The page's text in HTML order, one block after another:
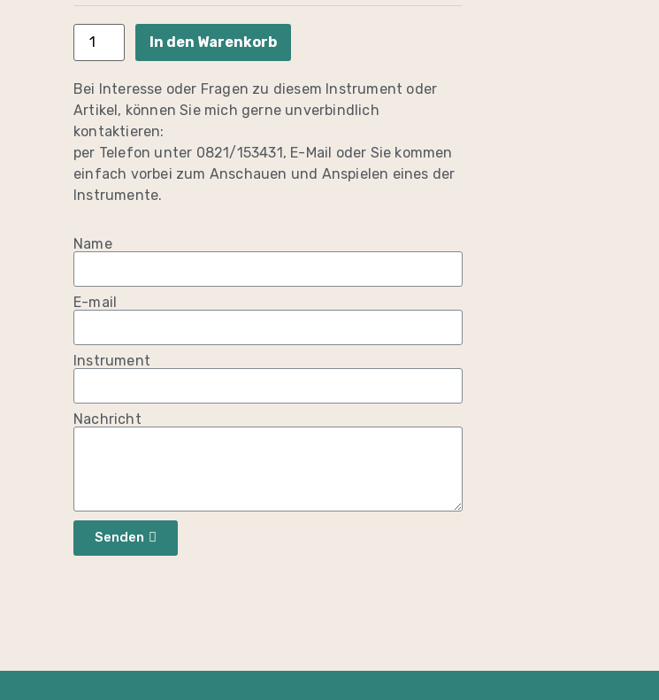
In den Warenkorb
Bei Interesse oder Fragen zu diesem Instrument oder
Artikel, können Sie mich gerne unverbindlich
kontaktieren:
per Telefon unter 0821/153431, E-Mail oder Sie kommen
einfach vorbei zum Anschauen und Anspielen eines der
Instrumente.
Name
E-mail
Instrument
Nachricht
Senden